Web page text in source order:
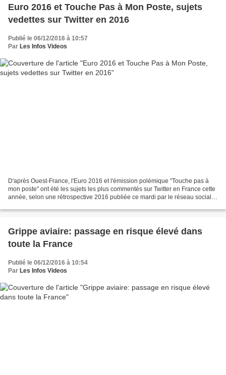
Euro 2016 et Touche Pas à Mon Poste, sujets
vedettes sur Twitter en 2016
Publié le 06/12/2016 à 10:57
Par Les Infos Videos
D'après Ouest-France, l'Euro 2016 et l'émission polémique "Touche pas à
mon poste" ont été les sujets les plus commentés sur Twitter en France cette
année, selon une rétrospective 2016 publiée ce mardi par le réseau social.
Grippe aviaire: passage en risque élevé dans
toute la France
Publié le 06/12/2016 à 10:54
Par Les Infos Videos